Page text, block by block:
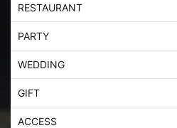
RESTAURANT
PARTY
WEDDING
GIFT
ACCESS